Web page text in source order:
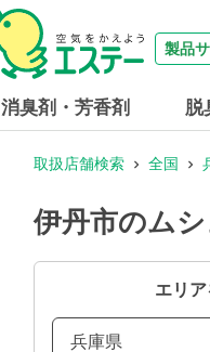
製品
消臭剤・芳香剤 脱
取扱店舗検索 全国
伊丹市のム
エリ
兵庫県